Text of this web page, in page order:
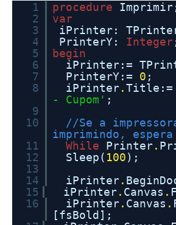
1 procedure
2
var
3
iPrinter:
4
PrinterY: Integer
5
begin
6
iPrinter:=
7
PrinterY:= 0 ;
8
iPrinter.Title:=
- Cupom' ;
9
10
//Se a
imprimindo, espera
11
While Printer.
12
Sleep( 100);
13
14
iPrinter.
15
iPrinter. Canvas .
16
iPrinter. Canvas .
[fsBold];